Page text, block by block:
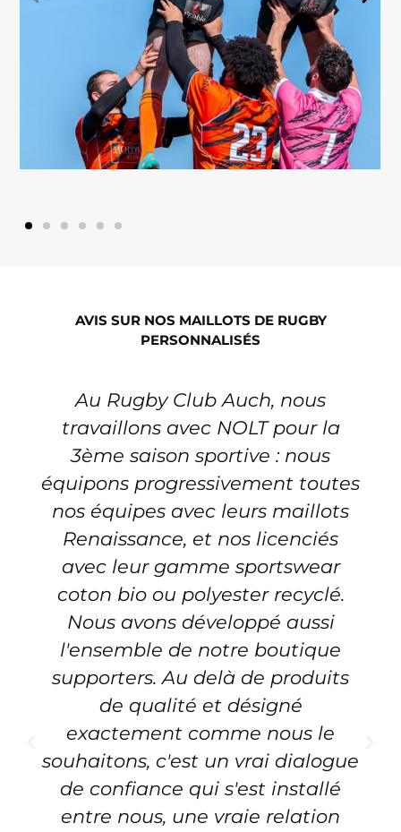
AVIS SUR NOS MAILLOTS DE RUGBY
PERSONNALISÉS
Au Rugby Club Auch, nous
travaillons avec NOLT pour la
3ème saison sportive : nous
équipons progressivement toutes
nos équipes avec leurs maillots
Renaissance, et nos licenciés
avec leur gamme sportswear
coton bio ou polyester recyclé.
Nous avons développé aussi
l'ensemble de notre boutique
supporters. Au delà de produits
de qualité et désigné
exactement comme nous le
souhaitons, c'est un vrai dialogue
de confiance qui s'est installé
entre nous, une vraie relation